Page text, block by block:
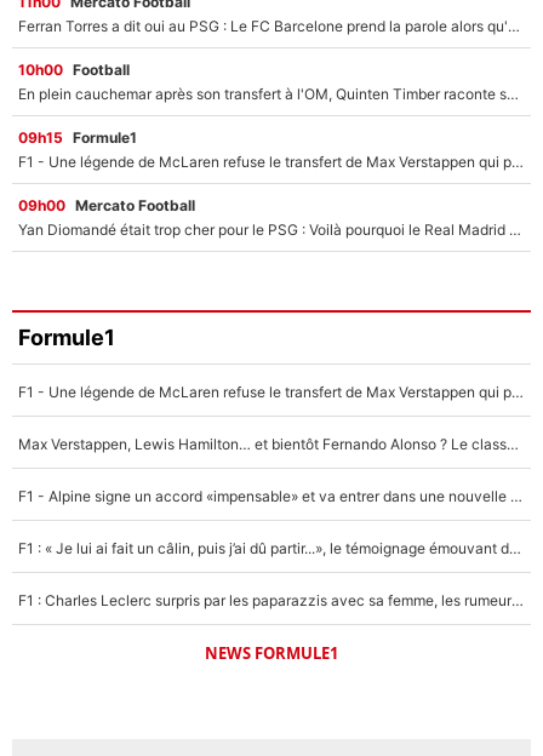
Ferran Torres a dit oui au PSG : Le FC Barcelone prend la parole alors qu'un transfert de l'attaquant espagnol prend forme
10h00 Football
En plein cauchemar après son transfert à l'OM, Quinten Timber raconte ses doutes après sa signature à Marseille
09h15 Formule1
F1 - Une légende de McLaren refuse le transfert de Max Verstappen qui pourrait «faire des vagues» et plomber l'ambiance dans l'équipe
09h00 Mercato Football
Yan Diomandé était trop cher pour le PSG : Voilà pourquoi le Real Madrid a accepté de payer la somme record de 140M€ pour boucler son transfert !
Formule1
F1 - Une légende de McLaren refuse le transfert de Max Verstappen qui pourrait «faire des vagues» et plomber l'ambiance dans l'équipe
Max Verstappen, Lewis Hamilton… et bientôt Fernando Alonso ? Le classement des pilotes les mieux payés en Formule 1 risque de changer !
F1 - Alpine signe un accord «impensable» et va entrer dans une nouvelle dimension : Grande nouvelle pour Pierre Gasly !
F1 : « Je lui ai fait un câlin, puis j’ai dû partir...», le témoignage émouvant de Max Verstappen sur sa fille
F1 : Charles Leclerc surpris par les paparazzis avec sa femme, les rumeurs étaient vraies !
NEWS FORMULE1